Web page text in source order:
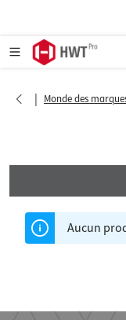
| Monde des
Aucun